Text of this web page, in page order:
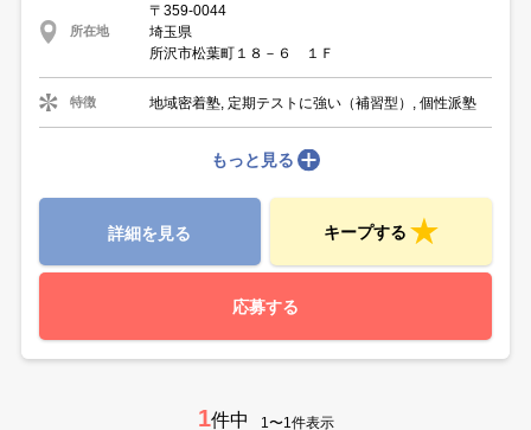
所在地
〒359-0044
埼玉県
所沢市松葉町１８－６ １Ｆ
特徴 地域密着塾, 定期テストに強い（補習型）, 個性派塾
もっと見る
詳細を見る キープする
応募する
1件中 1〜1件表示